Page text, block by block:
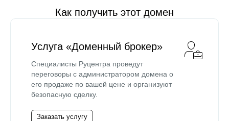
Как получить этот домен
Услуга «Доменный брокер»
Специалисты Руцентра проведут
переговоры с администратором домена о
его продаже по вашей цене и организуют
безопасную сделку.
Заказать услугу